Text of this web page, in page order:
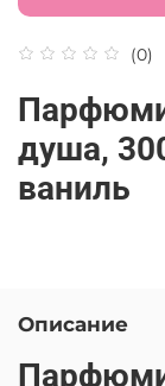
(0)
душа,
ваниль
Описание